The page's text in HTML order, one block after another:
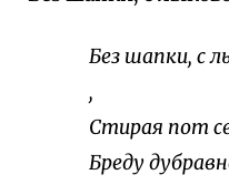
Без шапки, с
,
Стирая пот
Бреду